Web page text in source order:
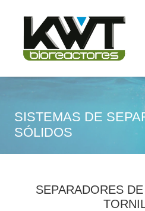
SISTEMAS DE
SÓLIDOS
SEPARADORES